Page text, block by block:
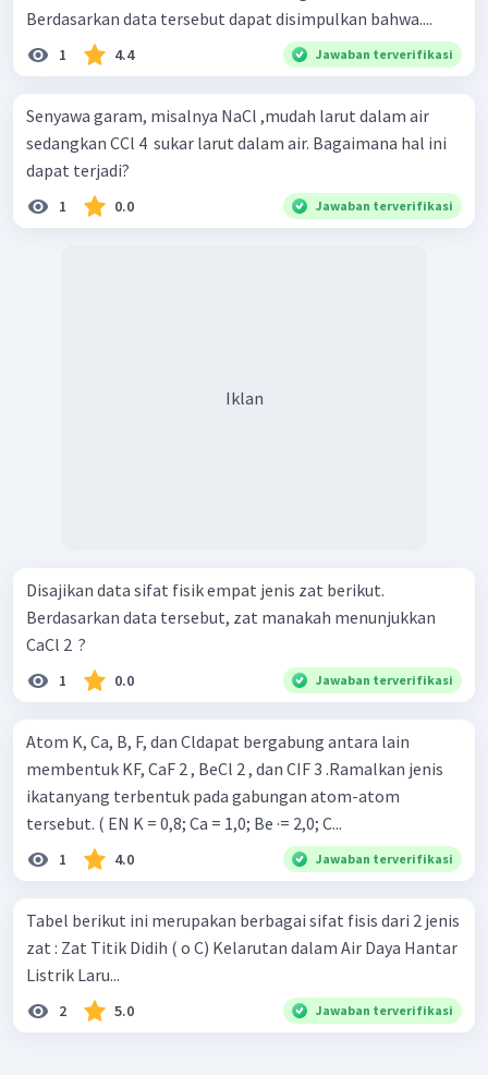
Berdasarkan data tersebut dapat disimpulkan bahwa....
1 4.4 Jawaban terverifikasi
Senyawa garam, misalnya NaCl ,mudah larut dalam air
sedangkan CCl 4 ​ sukar larut dalam air. Bagaimana hal ini
dapat terjadi?
1 0.0 Jawaban terverifikasi
Iklan
Disajikan data sifat fisik empat jenis zat berikut.
Berdasarkan data tersebut, zat manakah menunjukkan
CaCl 2 ​ ?
1 0.0 Jawaban terverifikasi
Atom K, Ca, B, F, dan Cldapat bergabung antara lain
membentuk KF, CaF 2 , BeCl 2 , dan CIF 3 .Ramalkan jenis
ikatanyang terbentuk pada gabungan atom-atom
tersebut. ( EN K = 0,8; Ca = 1,0; Be ·= 2,0; C...
1 4.0 Jawaban terverifikasi
Tabel berikut ini merupakan berbagai sifat fisis dari 2 jenis
zat : Zat Titik Didih ( o C) Kelarutan dalam Air Daya Hantar
Listrik Laru...
2 5.0 Jawaban terverifikasi